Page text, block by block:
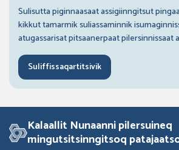
Sulisutta piginnaasaat assigiinngitsut
kikkut tamarmik suliassaminnik
atugassarisat pitsaanerpaat pilersinnissaat
Suliffissaqartitsivik
Kalaallit Nunaanni pilersuineq
mingutsitsinngitsoq